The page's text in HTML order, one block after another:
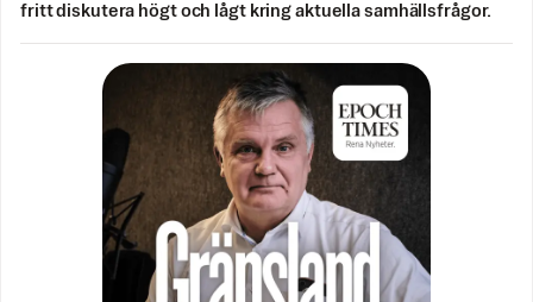
fritt diskutera högt och lågt kring aktuella samhällsfrågor.